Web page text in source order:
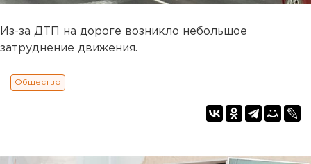
Из-за ДТП на дороге возникло небольшое
затруднение движения.
Общество